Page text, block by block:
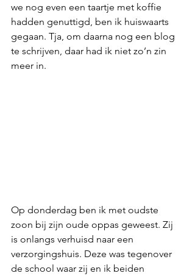
we nog even een taartje met koffie
hadden genuttigd, ben ik huiswaarts
gegaan. Tja, om daarna nog een blog
te schrijven, daar had ik niet zo’n zin
meer in.
Op donderdag ben ik met oudste
zoon bij zijn oude oppas geweest. Zij
is onlangs verhuisd naar een
verzorgingshuis. Deze was tegenover
de school waar zij en ik beiden